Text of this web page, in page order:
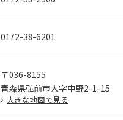
0172-38-6201
〒036-8155
青森県弘前市大字中野2-1-15
大きな地図で見る